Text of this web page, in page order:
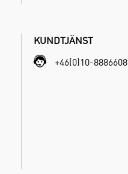
KUNDTJÄNST
+46(0)10-8886608